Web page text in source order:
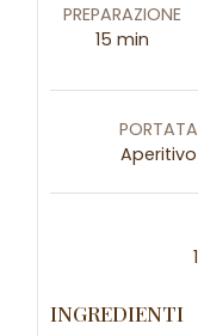
PREPARAZIONE
15 min
PORTATA
Aperitivo
1
INGREDIENTI